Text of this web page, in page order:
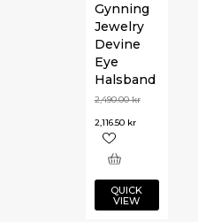
Gynning
Jewelry
Devine
Eye
Halsband
2,490.00kr
2,116.50 kr
QUICK
VIEW